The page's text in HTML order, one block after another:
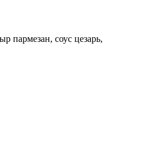
пармезан, соус цезарь,